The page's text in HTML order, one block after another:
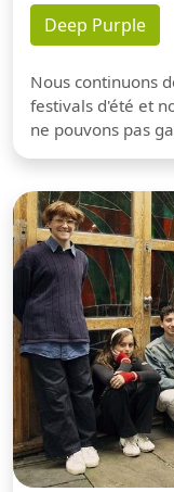
Deep Purple
Nous continuons
festivals d'été et
ne pouvons pas